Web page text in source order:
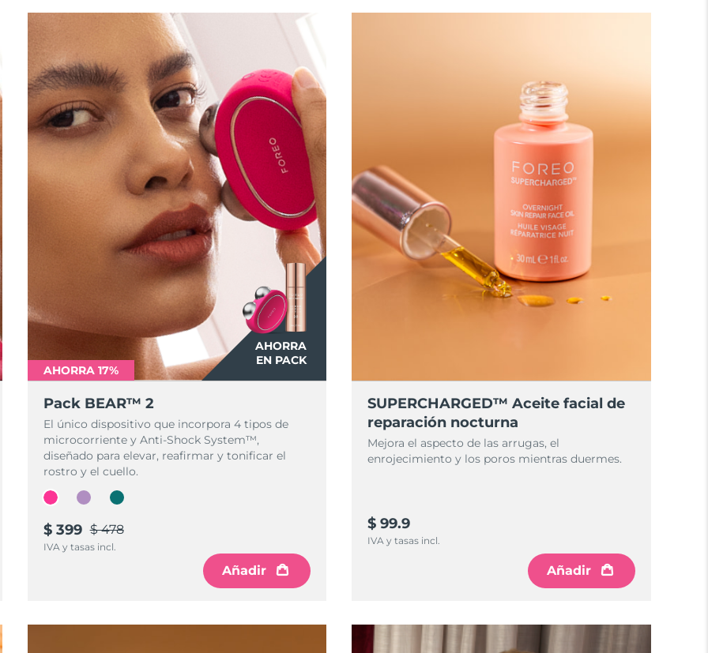
AHORRA
EN PACK
AHORRA 17%
Pack BEAR™ 2
El único dispositivo que incorpora 4 tipos de
microcorriente y Anti-Shock System™,
diseñado para elevar, reafirmar y tonificar el
rostro y el cuello.
$ 399 $ 478
IVA y tasas incl.
Añadir
SUPERCHARGED™ Aceite facial de
reparación nocturna
Mejora el aspecto de las arrugas, el
enrojecimiento y los poros mientras duermes.
$ 99.9
IVA y tasas incl.
Añadir